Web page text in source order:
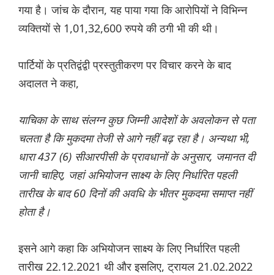
गया है। जांच के दौरान, यह पाया गया कि आरोपियों ने विभिन्न
व्यक्तियों से 1,01,32,600 रुपये की ठगी भी की थी।
पार्टियों के प्रतिद्वंद्वी प्रस्तुतीकरण पर विचार करने के बाद
अदालत ने कहा,
याचिका के साथ संलग्न कुछ जिम्नी आदेशों के अवलोकन से पता
चलता है कि मुकदमा तेजी से आगे नहीं बढ़ रहा है। अन्यथा भी,
धारा 437 (6) सीआरपीसी के प्रावधानों के अनुसार, जमानत दी
जानी चाहिए, जहां अभियोजन साक्ष्य के लिए निर्धारित पहली
तारीख के बाद 60 दिनों की अवधि के भीतर मुकदमा समाप्त नहीं
होता है।
इसने आगे कहा कि अभियोजन साक्ष्य के लिए निर्धारित पहली
तारीख 22.12.2021 थी और इसलिए, ट्रायल 21.02.2022